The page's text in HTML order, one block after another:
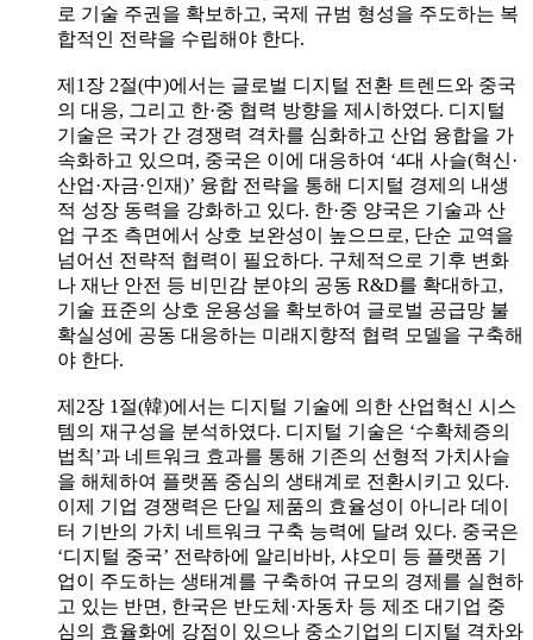
로 기술 주권을 확보하고, 국제 규범 형성을 주도하는 복
합적인 전략을 수립해야 한다.
제1장 2절(中)에서는 글로벌 디지털 전환 트렌드와 중국
의 대응, 그리고 한·중 협력 방향을 제시하였다. 디지털
기술은 국가 간 경쟁력 격차를 심화하고 산업 융합을 가
속화하고 있으며, 중국은 이에 대응하여 ‘4대 사슬(혁신·
산업·자금·인재)’ 융합 전략을 통해 디지털 경제의 내생
적 성장 동력을 강화하고 있다. 한·중 양국은 기술과 산
업 구조 측면에서 상호 보완성이 높으므로, 단순 교역을
넘어선 전략적 협력이 필요하다. 구체적으로 기후 변화
나 재난 안전 등 비민감 분야의 공동 R&D를 확대하고,
기술 표준의 상호 운용성을 확보하여 글로벌 공급망 불
확실성에 공동 대응하는 미래지향적 협력 모델을 구축해
야 한다.
제2장 1절(韓)에서는 디지털 기술에 의한 산업혁신 시스
템의 재구성을 분석하였다. 디지털 기술은 ‘수확체증의
법칙’과 네트워크 효과를 통해 기존의 선형적 가치사슬
을 해체하여 플랫폼 중심의 생태계로 전환시키고 있다.
이제 기업 경쟁력은 단일 제품의 효율성이 아니라 데이
터 기반의 가치 네트워크 구축 능력에 달려 있다. 중국은
‘디지털 중국’ 전략하에 알리바바, 샤오미 등 플랫폼 기
업이 주도하는 생태계를 구축하여 규모의 경제를 실현하
고 있는 반면, 한국은 반도체·자동차 등 제조 대기업 중
심의 효율화에 강점이 있으나 중소기업의 디지털 격차와